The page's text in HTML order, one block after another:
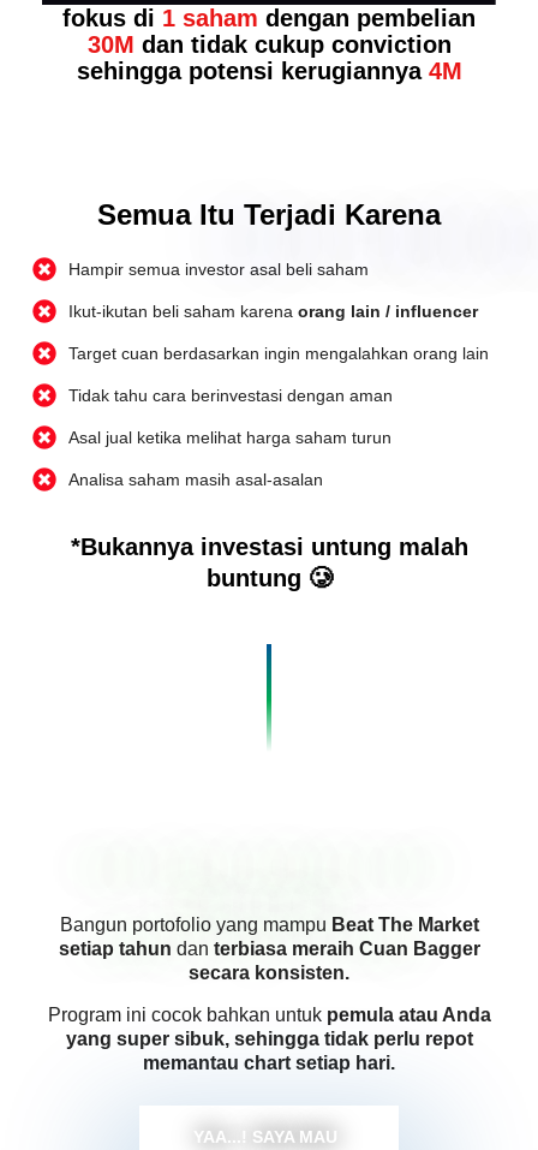
fokus di 1 saham dengan pembelian
30M dan tidak cukup conviction
sehingga potensi kerugiannya 4M
Semua Itu Terjadi Karena
Hampir semua investor asal beli saham
Ikut-ikutan beli saham karena orang lain / influencer
Target cuan berdasarkan ingin mengalahkan orang lain
Tidak tahu cara berinvestasi dengan aman
Asal jual ketika melihat harga saham turun
Analisa saham masih asal-asalan
*Bukannya investasi untung malah
buntung 🥲
Bangun portofolio yang mampu Beat The Market
setiap tahun dan terbiasa meraih Cuan Bagger
secara konsisten.
Program ini cocok bahkan untuk pemula atau Anda
yang super sibuk, sehingga tidak perlu repot
memantau chart setiap hari.
YAA...! SAYA MAU